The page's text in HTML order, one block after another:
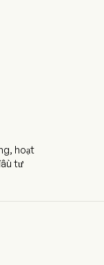
hoạt
tư
khác
tạo ra